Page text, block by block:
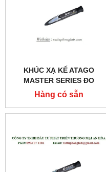
KHÚC XẠ KẾ ATAGO
MASTER SERIES ĐO
TRỌNG LƯỢNG RIÊNG
NƯỚC TIỂU
MODEL:MASTER-URC/NM
Hàng có sẵn